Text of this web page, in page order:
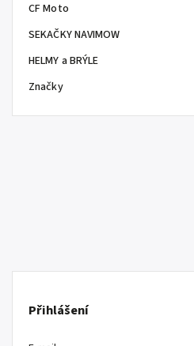
CF Moto
SEKAČKY NAVIMOW
HELMY a BRÝLE
Značky
Přihlášení